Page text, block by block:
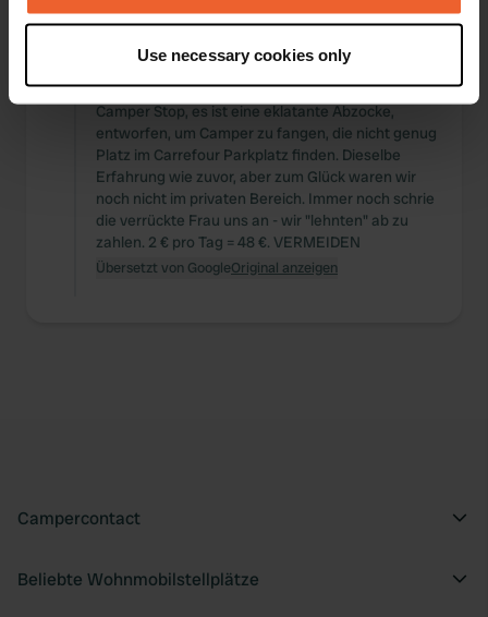
Collect information about your geographical location
which can be accurate to within several meters
Identify your device by actively scanning it for
specific characteristics (fingerprinting)
Find out more about how your personal data is processed
and set your preferences in thedetails section.
We use cookies to personalise content and ads, to
provide social media features and to analyse our traffic.
Use necessary cookies only
Ich habe einen Standort
—vor etwa 8
Sitecode:54644
ZERO spielt wirklich eine Hauptrolle. Dies ist kein
Camper Stop, es ist eine eklatante Abzocke,
entworfen, um Camper zu fangen, die nicht genug
Platz im Carrefour Parkplatz finden. Dieselbe
Erfahrung wie zuvor, aber zum Glück waren wir
noch nicht im privaten Bereich. Immer noch schrie
die verrückte Frau uns an - wir "lehnten" ab zu
zahlen. 2 € pro Tag = 48 €. VERMEIDEN
Übersetzt von GoogleOriginal anzeigen
Campercontact
Beliebte Wohnmobilstellplätze